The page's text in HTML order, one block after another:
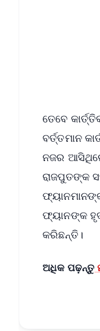
ତେବେ
ବର୍ତ୍ତମାନ
ନଜର
ରାଜପୁତଙ୍କ
ଫ୍ୟାନଙ୍କ
କରିଛନ୍ତି।
ଅଧିକ ପଢ଼ନ୍ତୁ